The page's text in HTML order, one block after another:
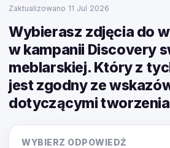
Zaktualizowano 11 Jul 2026
Wybierasz zdjęcia do
w kampanii Discovery
meblarskiej. Który z
jest zgodny ze
dotyczącymi
WYBIERZ ODPOWIEDŹ